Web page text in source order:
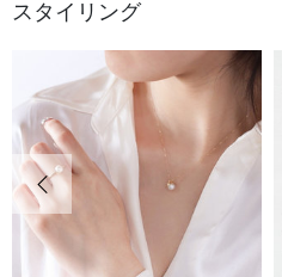
スタイリング
前の画像